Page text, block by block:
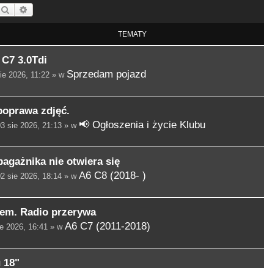
Szukaj
TEMATY
3.0Tdi
2026, 11:22 » w Sprzedam pojazd
zdjęć.
sie 2026, 21:13 » w 📢 Ogłoszenia i życie Klubu
nie otwiera się
sie 2026, 18:14 » w A6 C8 (2018- )
Radio przerywa
2026, 16:41 » w A6 C7 (2011-2018)
18"